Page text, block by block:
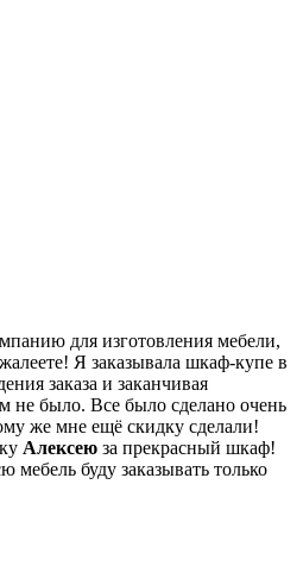
для изготовления мебели,
Я заказывала шкаф-купе в
заказа и заканчивая
не было. Все было сделано очень
же мне ещё скидку сделали!
Алексею за прекрасный шкаф!
мебель буду заказывать только